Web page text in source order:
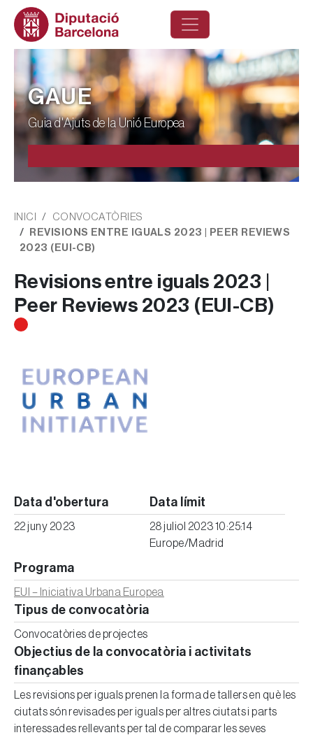
Vés al contingut
GAUE
Guia d'Ajuts de la Unió Europea
Fil d'ariadna
INICI
CONVOCATÒRIES
REVISIONS ENTRE IGUALS 2023 | PEER REVIEWS
2023 (EUI-CB)
Revisions entre iguals 2023 |
Peer Reviews 2023 (EUI-CB)
Data d'obertura
22 juny 2023
Data límit
28 juliol 2023 10:25:14
Europe/Madrid
Programa
EUI – Iniciativa Urbana Europea
Tipus de convocatòria
Convocatòries de projectes
Objectius de la convocatòria i activitats
finançables
Les revisions per iguals prenen la forma de tallers en què les
ciutats són revisades per iguals per altres ciutats i parts
interessades rellevants per tal de comparar les seves